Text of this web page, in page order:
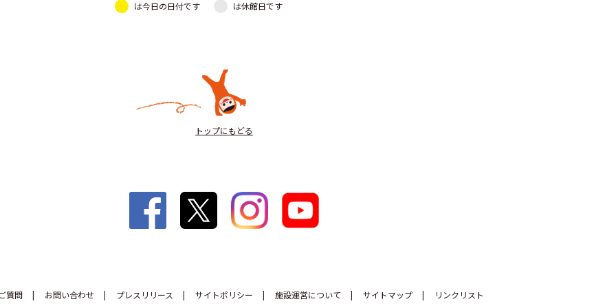
は今日の日付です は休館日です
トップにもどる
質問 お問い合わせ プレスリリース サイトポリシー 施設運営について サイトマップ リンクリスト